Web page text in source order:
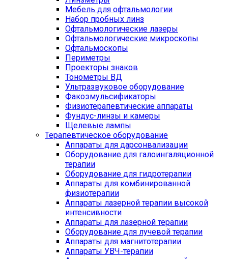
Мебель для офтальмологии
Набор пробных линз
Офтальмологические лазеры
Офтальмологические микроскопы
Офтальмоскопы
Периметры
Проекторы знаков
Тонометры ВД
Ультразвуковое оборудование
Факоэмульсификаторы
Физиотерапевтические аппараты
Фундус-линзы и камеры
Щелевые лампы
Терапевтическое оборудование
Аппараты для дарсонвализации
Оборудование для галоингаляционной
терапии
Оборудование для гидротерапии
Аппараты для комбинированной
физиотерапии
Аппараты лазерной терапии высокой
интенсивности
Аппараты для лазерной терапии
Оборудование для лучевой терапии
Аппараты для магнитотерапии
Аппараты УВЧ-терапии